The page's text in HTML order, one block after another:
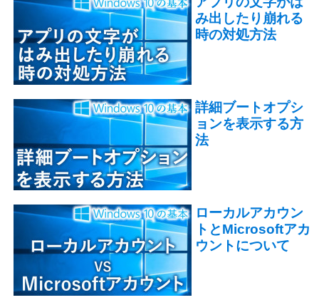
み出したり崩れる
時の対処方法
詳細ブートオプシ
ョンを表示する方
法
ローカルアカウン
トとMicrosoftアカ
ウントについて